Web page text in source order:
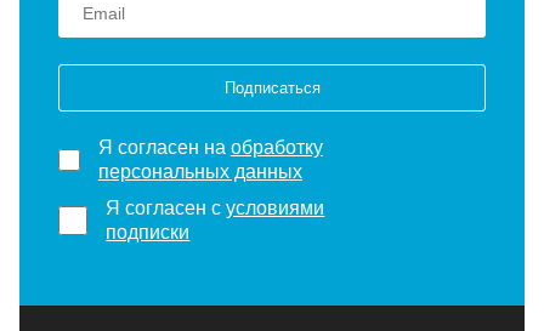
Подписаться
Я согласен на обработку
персональных данных
Я согласен сусловиями
подписки